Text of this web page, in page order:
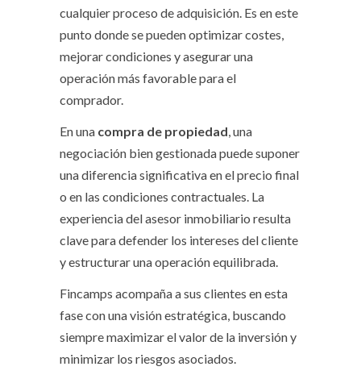
cualquier proceso de adquisición. Es en este
punto donde se pueden optimizar costes,
mejorar condiciones y asegurar una
operación más favorable para el
comprador.
En una compra de propiedad, una
negociación bien gestionada puede suponer
una diferencia significativa en el precio final
o en las condiciones contractuales. La
experiencia del asesor inmobiliario resulta
clave para defender los intereses del cliente
y estructurar una operación equilibrada.
Fincamps acompaña a sus clientes en esta
fase con una visión estratégica, buscando
siempre maximizar el valor de la inversión y
minimizar los riesgos asociados.